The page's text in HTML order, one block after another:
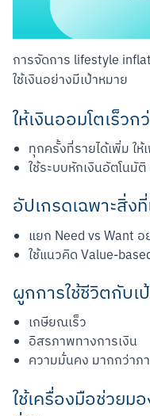
การจัดการ lifestyle
ใช้เงินอย่างมีเป้าหมาย
ให้เงินออมโตเร็วก
ทุกครั้งที่รายได้เพิ่ม ใ
ใช้ระบบหักเงินอัตโนมัติ
อัปเกรดเฉพาะสิ่
แยก Need vs Want อ
ใช้แนวคิด Value-
ผูกการใช้ชีวิตกับเ
เกษียณเร็ว
อิสรภาพทางการเงิน
ความมั่นคง มากกว่า
ใช้เครื่องมือช่วยม